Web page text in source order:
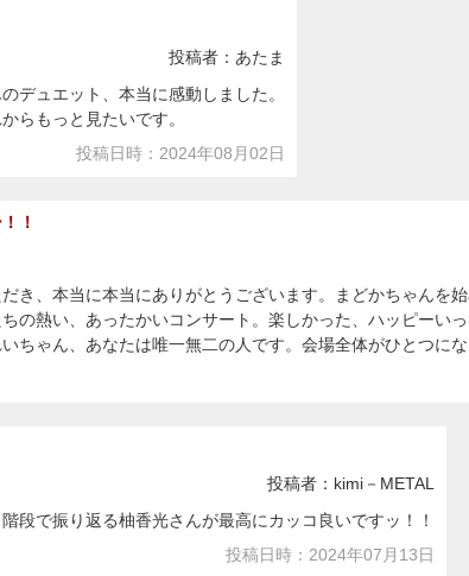
投稿者：あたま
デュエット、本当に感動しました。
らもっと見たいです。
投稿日時：2024年08月02日
！
き、本当に本当にありがとうございます。まどかちゃんを
の熱い、あったかいコンサート。楽しかった、ハッピーい
ちゃん、あなたは唯一無二の人です。会場全体がひとつに
投稿者：kimi－METAL
段で振り返る柚香光さんが最高にカッコ良いですッ！！
投稿日時：2024年07月13日